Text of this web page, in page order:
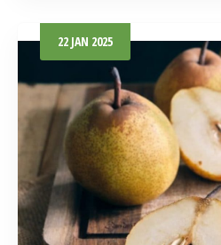
22 JAN 2025